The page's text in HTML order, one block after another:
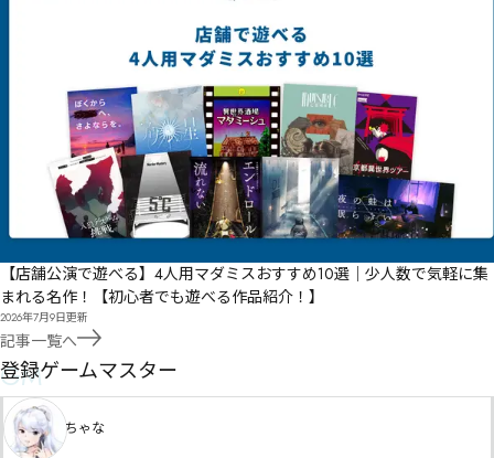
【店舗公演で遊べる】4人用マダミスおすすめ10選｜少人数で気軽に集
まれる名作！【初心者でも遊べる作品紹介！】
2026年7月9日更新
記事一覧へ
GM
登録ゲームマスター
ちゃな